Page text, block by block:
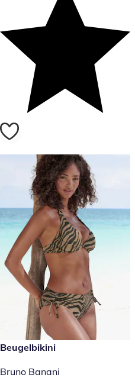
€ 64,99
Beugelbikini
Bruno Banani